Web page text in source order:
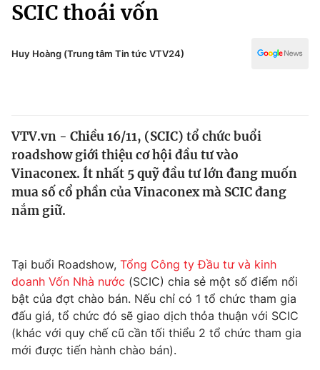
Xã hội
Pháp luật
Thế giới
Tin tức
Thế giới đó đây
Kinh tế
Tài chính
Góc doanh nghiệp
Truyền hình
Phim VTV
Hậu trường
Nhân vật
Giải trí
Điện ảnh
Đời sống
Văn hóa - Giải trí
Công nghệ
SCIC thoái vốn
Huy Hoàng (Trung tâm Tin tức VTV24)
VTV.vn - Chiều 16/11, (SCIC) tổ chức buổi
roadshow giới thiệu cơ hội đầu tư vào
Vinaconex. Ít nhất 5 quỹ đầu tư lớn đang muốn
mua số cổ phần của Vinaconex mà SCIC đang
nắm giữ.
Tại buổi Roadshow, Tổng Công ty Đầu tư và kinh
doanh Vốn Nhà nước (SCIC) chia sẻ một số điểm nổi
bật của đợt chào bán. Nếu chỉ có 1 tổ chức tham gia
đấu giá, tổ chức đó sẽ giao dịch thỏa thuận với SCIC
(khác với quy chế cũ cần tối thiểu 2 tổ chức tham gia
mới được tiến hành chào bán).